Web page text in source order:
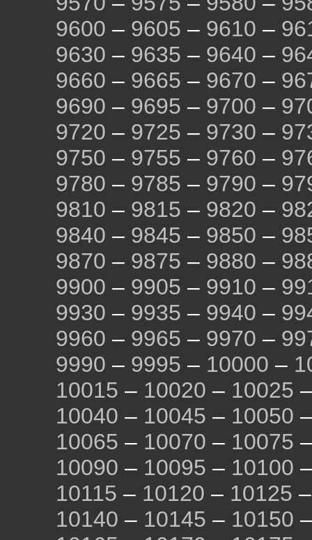
9600 – 9605 – 9610 –
9630 – 9635 – 9640 –
9660 – 9665 – 9670 –
9690 – 9695 – 9700 –
9720 – 9725 – 9730 –
9750 – 9755 – 9760 –
9780 – 9785 – 9790 –
9810 – 9815 – 9820 –
9840 – 9845 – 9850 –
9870 – 9875 – 9880 –
9900 – 9905 – 9910 –
9930 – 9935 – 9940 –
9960 – 9965 – 9970 –
9990 – 9995 – 10000 –
10015 – 10020 – 10025
10040 – 10045 – 10050
10065 – 10070 – 10075
10090 – 10095 – 10100
10115 – 10120 – 10125
10140 – 10145 – 10150